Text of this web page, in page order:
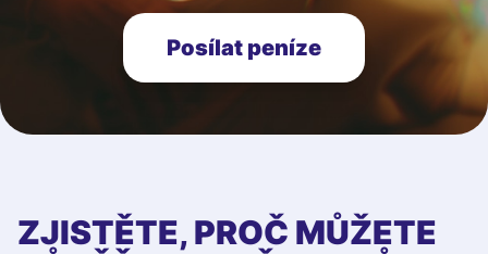
Posílat peníze
ZJISTĚTE, PROČ MŮŽETE